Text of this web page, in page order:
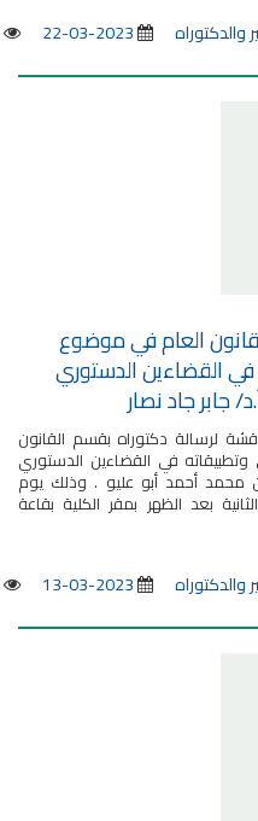
2023-03-22
العام في موضوع
في القضاءين الدستوري
جابر جاد نصار
لرسالة دكتوراه بقسم القانون
في القضاءين الدستوري
محمد أحمد أبو عليو . وذلك يوم
3-2023م الساعة الثانية بعد الظهر بمقر الكلية بقاعة
2023-03-13